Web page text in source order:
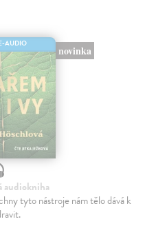
AUDIO
novinka
audiokniha
tyto nástroje nám tělo dává k